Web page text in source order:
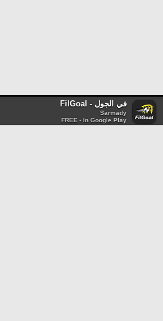
في الجول - FilGoal
Sarmady
FREE - In Google Play